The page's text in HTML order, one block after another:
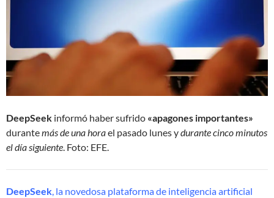
DeepSeek informó haber sufrido «apagones importantes»
durantemás de una horael pasado lunes ydurante cinco minutos
el día siguiente . Foto: EFE.
DeepSeek , la novedosa plataforma de inteligencia artificial